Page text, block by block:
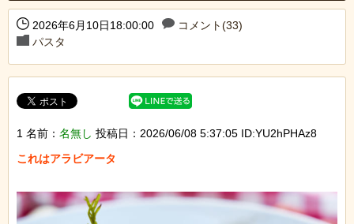
2026年6月10日18:00:00
コメント(33)
パスタ
1 名前： 名無し 投稿日：2026/06/08 5:37:05 ID:YU2hPHAz8
これはアラビアータ